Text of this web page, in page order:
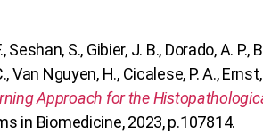
S., Gibier, J. B., Dorado, A. P.,
Van Nguyen, H., Cicalese, P. A.,
Approach for the
in Biomedicine, 2023, p.107814.